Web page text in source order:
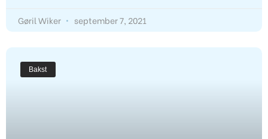
Gøril Wiker september 7, 2021
Bakst